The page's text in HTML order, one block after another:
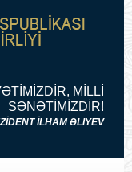
MİLLİ
SƏNƏTİMİZDİR!
İLHAM ƏLIYEV